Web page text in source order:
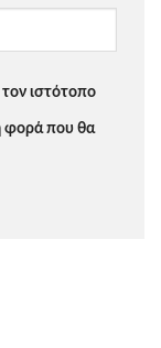
ιστότοπο
φορά που θα